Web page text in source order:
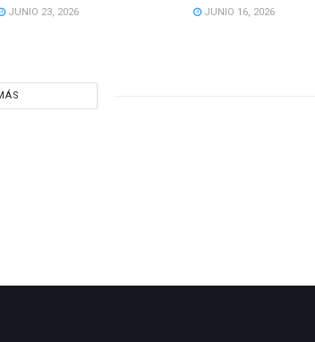
JUNIO 23, 2026 JUNIO 16, 2026